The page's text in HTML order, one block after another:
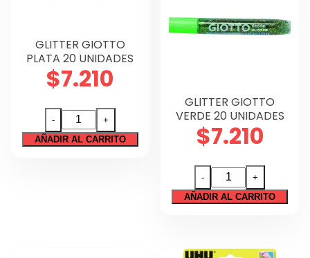
GLITTER GIOTTO
PLATA 20 UNIDADES
$7.210
-
GLITTER
GIOTTO
+
AÑADIR AL CARRITO
GLITTER GIOTTO
VERDE 20 UNIDADES
$7.210
-
GLITTER
GIOTTO
UNIDADES
+
AÑADIR AL CARRITO